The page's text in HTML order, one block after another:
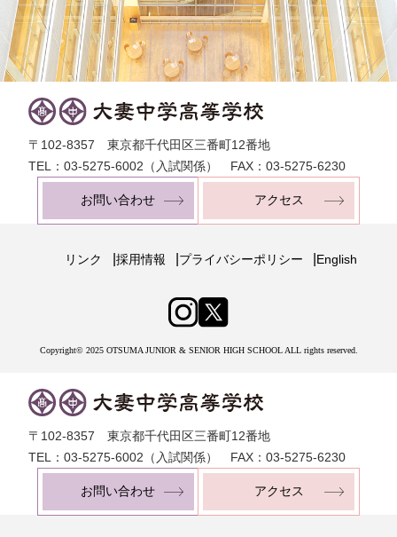
〒102-8357 東京都千代田区三番町12番地
TEL：03-5275-6002（入試関係） FAX：03-5275-6230
リンク 採用情報 プライバシーポリシー English
お問い合わせ アクセス
Copyright© 2025 OTSUMA JUNIOR & SENIOR HIGH SCHOOL ALL rights reserved.
〒102-8357 東京都千代田区三番町12番地
TEL：03-5275-6002（入試関係） FAX：03-5275-6230
お問い合わせ アクセス